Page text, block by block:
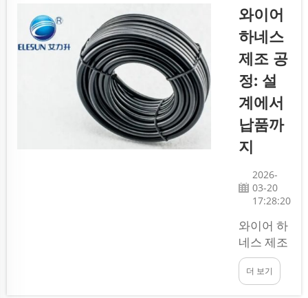
스"라는
용어를 접
하게 될 수
있습니다.
이 두 용어
는 외형상
유사해 보
이지만, 각
각 다른 목
적을 위해
사용됩니
다. 특히
관련 분야
에서 일하
는 경우,
이 둘의 차
이를 이해
하는 것이
와이어
하네스
제조 공
정: 설
계에서
납품까
지
2026-
03-20
17:28:20
와이어 하
네스 제조
는 기계나
전자 장치
더 보기